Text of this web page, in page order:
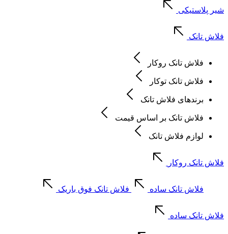
شیر پلاستیکی
فلاش تانک
فلاش تانک روکار
فلاش تانک توکار
برندهای فلاش تانک
فلاش تانک بر اساس قیمت
لوازم فلاش تانک
فلاش تانک روکار
فلاش تانک ساده فلاش تانک فوق باریک
فلاش تانک ساده